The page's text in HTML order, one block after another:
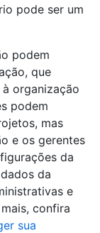
pode ser um
podem
que
organização
podem
mas
e os gerentes
da
da
e
confira
sua